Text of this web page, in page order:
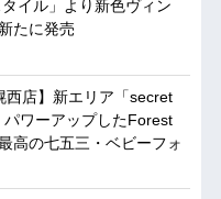
イル」より新色ヴィン
たに発売
西店】新エリア「secret
ワーアップしたForest
高の七五三・ベビーフォ